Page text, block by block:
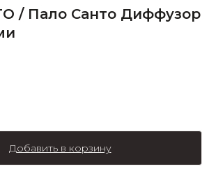
/ Пало Санто Диффузор
Добавить в корзину